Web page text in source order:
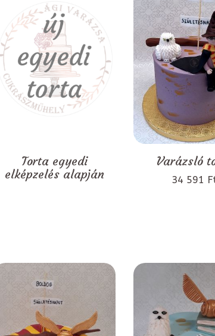
Torta egyedi
elképzelés alapján
Varázsló
34 591